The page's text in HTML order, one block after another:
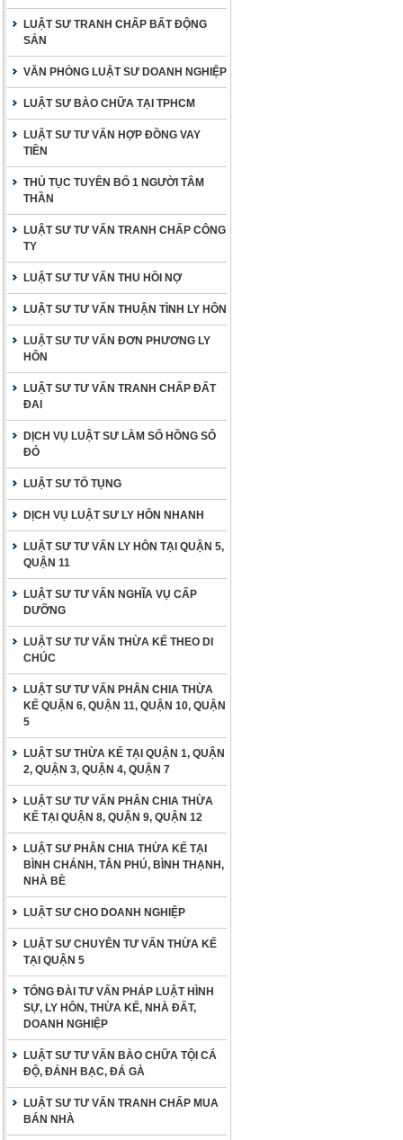
LUẬT SƯ TRANH CHẤP BẤT ĐỘNG
SẢN
VĂN PHÒNG LUẬT SƯ DOANH NGHIỆP
LUẬT SƯ BÀO CHỮA TẠI TPHCM
LUẬT SƯ TƯ VẤN HỢP ĐỒNG VAY
TIỀN
THỦ TỤC TUYÊN BỐ 1 NGƯỜI TÂM
THẦN
LUẬT SƯ TƯ VẤN TRANH CHẤP CÔNG
TY
LUẬT SƯ TƯ VẤN THU HỒI NỢ
LUẬT SƯ TƯ VẤN THUẬN TÌNH LY HÔN
LUẬT SƯ TƯ VẤN ĐƠN PHƯƠNG LY
HÔN
LUẬT SƯ TƯ VẤN TRANH CHẤP ĐẤT
ĐAI
DỊCH VỤ LUẬT SƯ LÀM SỔ HỒNG SỔ
ĐỎ
LUẬT SƯ TỐ TỤNG
DỊCH VỤ LUẬT SƯ LY HÔN NHANH
LUẬT SƯ TƯ VẤN LY HÔN TẠI QUẬN 5,
QUẬN 11
LUẬT SƯ TƯ VẤN NGHĨA VỤ CẤP
DƯỠNG
LUẬT SƯ TƯ VẤN THỪA KẾ THEO DI
CHÚC
LUẬT SƯ TƯ VẤN PHÂN CHIA THỪA
KẾ QUẬN 6, QUẬN 11, QUẬN 10, QUẬN
5
LUẬT SƯ THỪA KẾ TẠI QUẬN 1, QUẬN
2, QUẬN 3, QUẬN 4, QUẬN 7
LUẬT SƯ TƯ VẤN PHÂN CHIA THỪA
KẾ TẠI QUẬN 8, QUẬN 9, QUẬN 12
LUẬT SƯ PHÂN CHIA THỪA KẾ TẠI
BÌNH CHÁNH, TÂN PHÚ, BÌNH THẠNH,
NHÀ BÈ
LUẬT SƯ CHO DOANH NGHIỆP
LUẬT SƯ CHUYÊN TƯ VẤN THỪA KẾ
TẠI QUẬN 5
TỔNG ĐÀI TƯ VẤN PHÁP LUẬT HÌNH
SỰ, LY HÔN, THỪA KẾ, NHÀ ĐẤT,
DOANH NGHIỆP
LUẬT SƯ TƯ VẤN BÀO CHỮA TỘI CÁ
ĐỘ, ĐÁNH BẠC, ĐÁ GÀ
LUẬT SƯ TƯ VẤN TRANH CHẤP MUA
BÁN NHÀ